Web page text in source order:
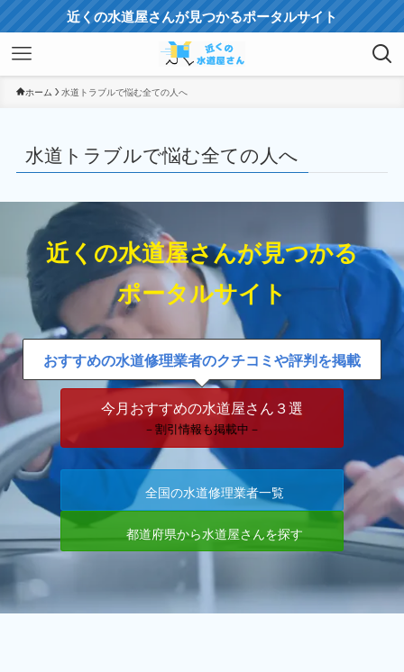
近くの水道屋さんが見つかるポータルサイト
ホーム 水道トラブルで悩む全ての人へ
水道トラブルで悩む全ての人へ
近くの水道屋さんが見つかる
ポータルサイト
おすすめの水道修理業者のクチコミや評判を掲載
今月おすすめの水道屋さん３選
－割引情報も掲載中－
全国の水道修理業者一覧
都道府県から水道屋さんを探す